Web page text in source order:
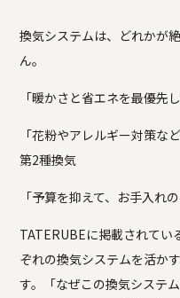
換気システムは、どれかが
ん。
「暖かさと省エネを最優先
「花粉やアレルギー対策
第2種換気
「予算を抑えて、お手入
TATERUBEに掲載されてい
ぞれの換気システムを活か
す。「なぜこの換気システ